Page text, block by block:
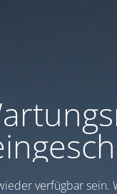
verfügbar sein.